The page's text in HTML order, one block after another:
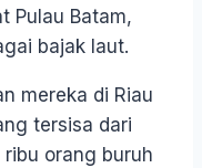
Pulau Batam,
bajak laut.
mereka di Riau
tersisa dari
orang buruh